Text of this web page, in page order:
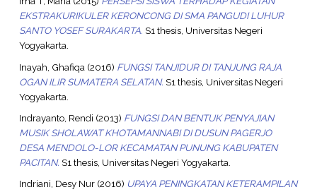
EKSTRAKURIKULER KERONCONG DI SMA PANGUDI LUHUR
SANTO YOSEF SURAKARTA. S1 thesis, Universitas Negeri
Yogyakarta.
Inayah, Ghafiqa (2016) FUNGSI TANJIDUR DI TANJUNG RAJA
OGAN ILIR SUMATERA SELATAN. S1 thesis, Universitas Negeri
Yogyakarta.
Indrayanto, Rendi (2013) FUNGSI DAN BENTUK PENYAJIAN
MUSIK SHOLAWAT KHOTAMANNABI DI DUSUN PAGERJO
DESA MENDOLO-LOR KECAMATAN PUNUNG KABUPATEN
PACITAN. S1 thesis, Universitas Negeri Yogyakarta.
Indriani, Desy Nur(2016) UPAYA PENINGKATAN KETERAMPILAN